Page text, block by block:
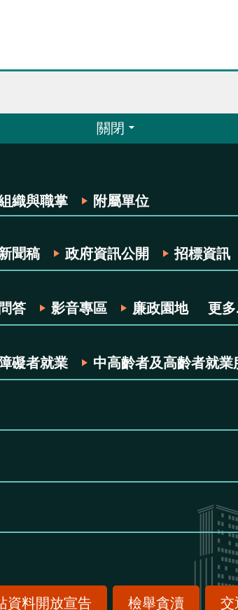
關閉
織與職掌 附屬單位
聞稿 政府資訊公開 招標資訊
答 影音專區 廉政園地 更
礙者就業 中高齡者及高齡者就業
資料開放宣告 檢舉貪瀆 交